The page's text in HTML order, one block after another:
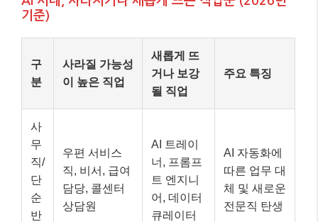
기준)
구
분
사라질 가능성
이 높은 직업
새롭게 뜨
거나 보강
될 직업
주요 특징
사
무
직/
단
순
반
우편 서비스
직, 비서, 급여
담당, 콜센터
상담원
AI 트레이
너, 프롬프
트 엔지니
어, 데이터
큐레이터
AI 자동화에
따른 업무 대
체 및 새로운
전문직 탄생